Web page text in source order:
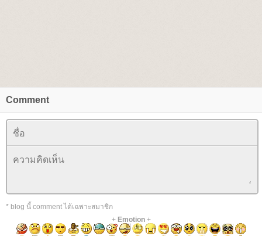
Comment
* blog นี้ comment ได้เฉพาะสมาชิก
+ Emotion+